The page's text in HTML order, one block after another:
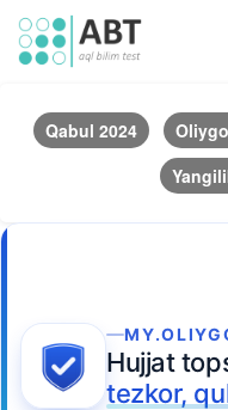
Qabul 2024
Hujjat
tezkor,